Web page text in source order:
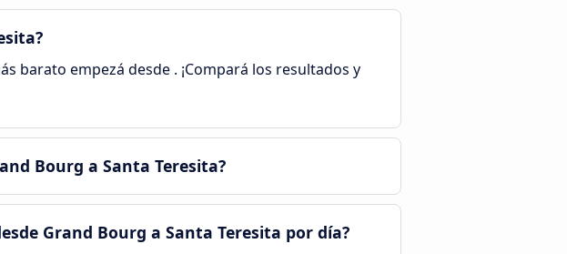
barato empezá desde . ¡Compará los resultados y
Bourg a Santa Teresita?
Grand Bourg a Santa Teresita por día?